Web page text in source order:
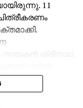
11
സോന,
ദാവീദ്